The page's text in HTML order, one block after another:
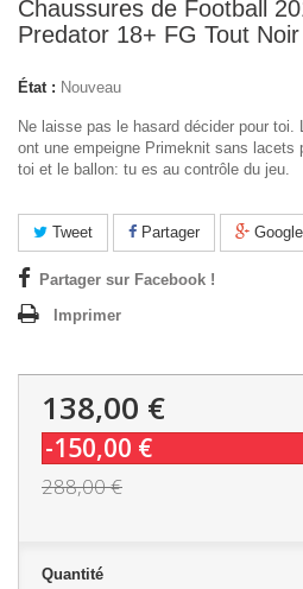
Chaussures de Football
Predator 18+ FG Tout Noir
État : Nouveau
Ne laisse pas le hasard décider pour toi.
ont une empeigne Primeknit sans lacets
toi et le ballon: tu es au contrôle du jeu.
Tweet Partager
Partager sur Facebook !
Imprimer
138,00 €
-150,00 €
288,00 €
Quantité